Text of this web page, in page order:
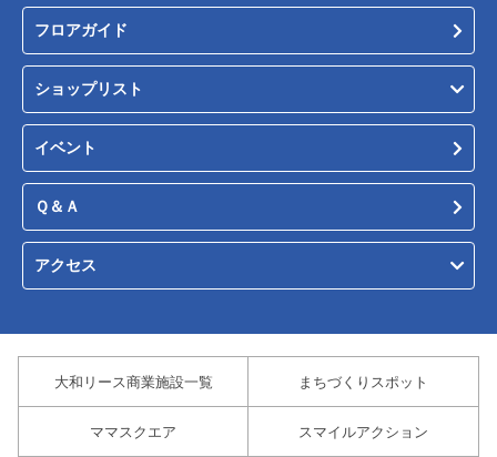
フロアガイド
ショップリスト
イベント
Ｑ＆Ａ
アクセス
大和リース商業施設一覧 まちづくりスポット
ママスクエア スマイルアクション